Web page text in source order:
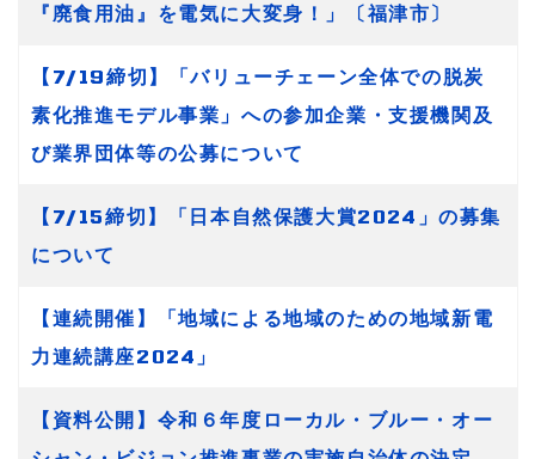
『廃食用油』を電気に大変身！」〔福津市〕
【7/19締切】「バリューチェーン全体での脱炭
素化推進モデル事業」への参加企業・支援機関及
び業界団体等の公募について
【7/15締切】「日本自然保護大賞2024」の募集
について
【連続開催】「地域による地域のための地域新電
力連続講座2024」
【資料公開】令和６年度ローカル・ブルー・オー